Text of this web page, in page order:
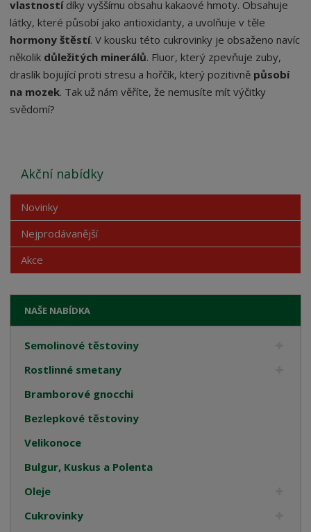
vlastností díky vyššímu obsahu kakaové hmoty. Obsahuje
látky, které působí jako antioxidanty, a uvolňuje v těle
hormony štěstí. V kousku této cukrovinky je obsaženo navíc
několik důležitých minerálů. Fluor, který zpevňuje zuby,
draslík bojující proti stresu a hořčík, který pozitivně působí
na mozek. Tak už nám věříte, že nemusíte mít výčitky
svědomí?
NAŠE NABÍDKA
Semolinové těstoviny
Rostlinné smetany
Bramborové gnocchi
Bezlepkové těstoviny
Velikonoce
Bulgur, Kuskus a Polenta
Oleje
Cukrovinky
Akční nabídky
Novinky
Nejprodávanější
Akce